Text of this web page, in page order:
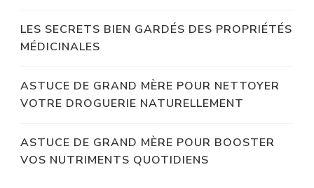
LES SECRETS BIEN GARDÉS DES PROPRIÉTÉS
MÉDICINALES
ASTUCE DE GRAND MÈRE POUR NETTOYER
VOTRE DROGUERIE NATURELLEMENT
ASTUCE DE GRAND MÈRE POUR BOOSTER
VOS NUTRIMENTS QUOTIDIENS